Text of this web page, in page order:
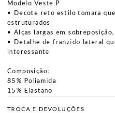
Modelo Veste P
• Decote reto estilo tomara
estruturados
• Alças largas em
• Detalhe de franzido lateral
interessante
Composição:
85% Poliamida
15% Elastano
TROCA E DEVOLUÇÕES